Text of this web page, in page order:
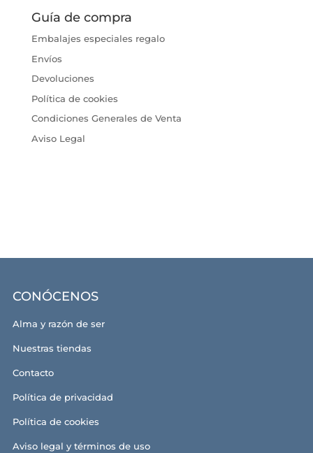
Guía de compra
Embalajes especiales regalo
Envíos
Devoluciones
Política de cookies
Condiciones Generales de Venta
Aviso Legal
CONÓCENOS
Alma y razón de ser
Nuestras tiendas
Contacto
Política de privacidad
Política de cookies
Aviso legal y términos de uso